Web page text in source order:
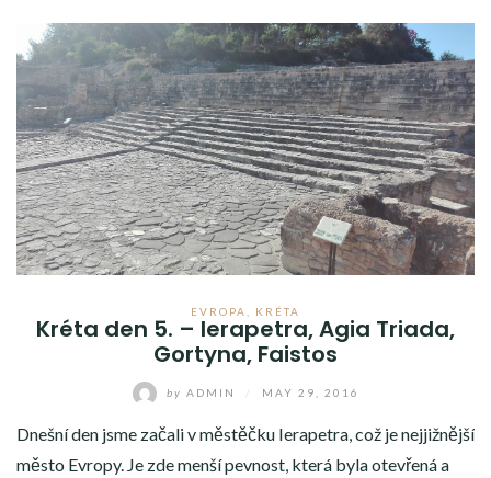
EVROPA KRÉTA
Kréta den 5. – Ierapetra, Agia Triada,
Gortyna, Faistos
by ADMIN MAY 29, 2016
Dnešní den jsme začali v městěčku Ierapetra, což je nejjižnější
město Evropy. Je zde menší pevnost, která byla otevřená a
LETOVÁ MAPA
RECENZE
RADY NA CESTU